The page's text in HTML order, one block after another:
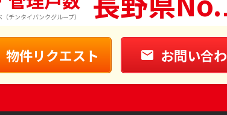
ンタイバンクグループ）
物件リクエスト お問い合